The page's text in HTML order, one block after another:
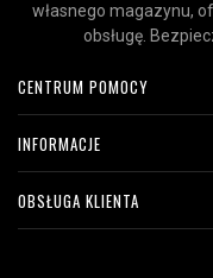
własnego magazynu,
obsługę.
CENTRUM POMOCY
INFORMACJE
OBSŁUGA KLIENTA